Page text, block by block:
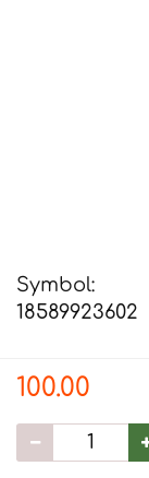
Symbol:
18589923602
100.00